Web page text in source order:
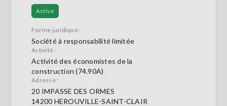
Active
Forme juridique :
Société à responsabilité limitée
Activité :
Activité des économistes de la
construction (74.90A)
Adresse :
20 IMPASSE DES ORMES
14200 HEROUVILLE-SAINT-CLAIR